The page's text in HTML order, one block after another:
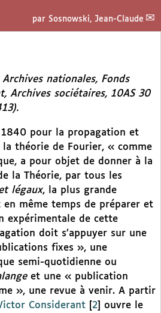
par Sosnowski, Jean-Claude
nationales, Fonds
Archives sociétaires, 10AS 30
1840 pour la propagation et
théorie de Fourier, « comme
a pour objet de donner à la
la Théorie, par tous les
légaux, la plus grande
même temps de préparer et
expérimentale de cette
doit s’appuyer sur une
fixes », une
semi-quotidienne ou
et une « publication
», une revue à venir. A partir
Considerant 2
ouvre le